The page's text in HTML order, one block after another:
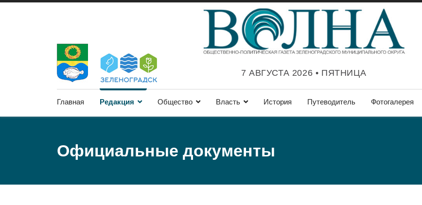
7 АВГУСТА 2026 • ПЯТНИЦА
Главная Редакция Общество Власть История Путеводитель Фотогалерея
Официальные документы